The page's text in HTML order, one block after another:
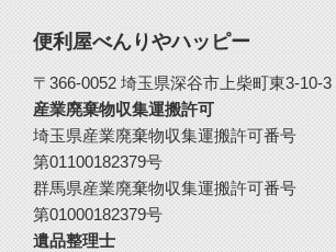
便利屋べんりやハッピー
〒366-0052 埼玉県深谷市上柴町東3-10-3
産業廃棄物収集運搬許可
埼玉県産業廃棄物収集運搬許可番号
第01100182379号
群馬県産業廃棄物収集運搬許可番号
第01000182379号
遺品整理士